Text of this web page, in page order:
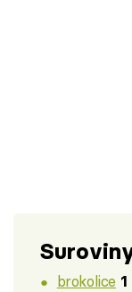
brokolice 1